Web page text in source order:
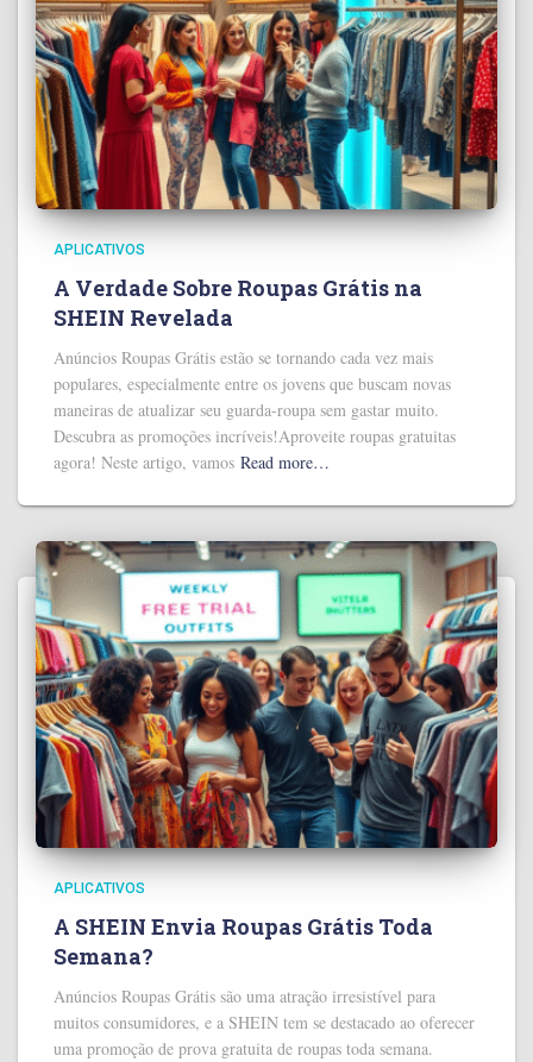
APLICATIVOS
A Verdade Sobre Roupas Grátis na
SHEIN Revelada
Anúncios Roupas Grátis estão se tornando cada vez mais
populares, especialmente entre os jovens que buscam novas
maneiras de atualizar seu guarda-roupa sem gastar muito.
Descubra as promoções incríveis!Aproveite roupas gratuitas
agora! Neste artigo, vamos Read more…
APLICATIVOS
A SHEIN Envia Roupas Grátis Toda
Semana?
Anúncios Roupas Grátis são uma atração irresistível para
muitos consumidores, e a SHEIN tem se destacado ao oferecer
uma promoção de prova gratuita de roupas toda semana.